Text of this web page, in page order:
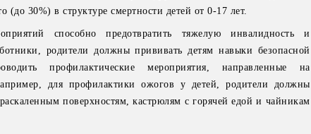
30%) в структуре смертности детей от 0-17 лет.
способно предотвратить тяжелую инвалидность и
родители должны прививать детям навыки безопасной
профилактические мероприятия, направленные на
для профилактики ожогов у детей, родители должны
поверхностям, кастрюлям с горячей едой и чайникам